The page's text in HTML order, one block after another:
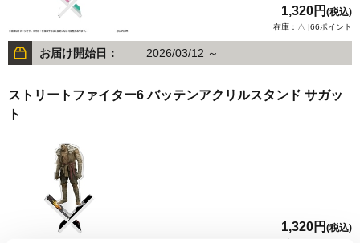
1,320円 (税込)
在庫：△ |66ポイント
お届け開始日： 2026/03/12 ～
ストリートファイター6 バッテンアクリルスタンド サガッ
ト
1,320円 (税込)